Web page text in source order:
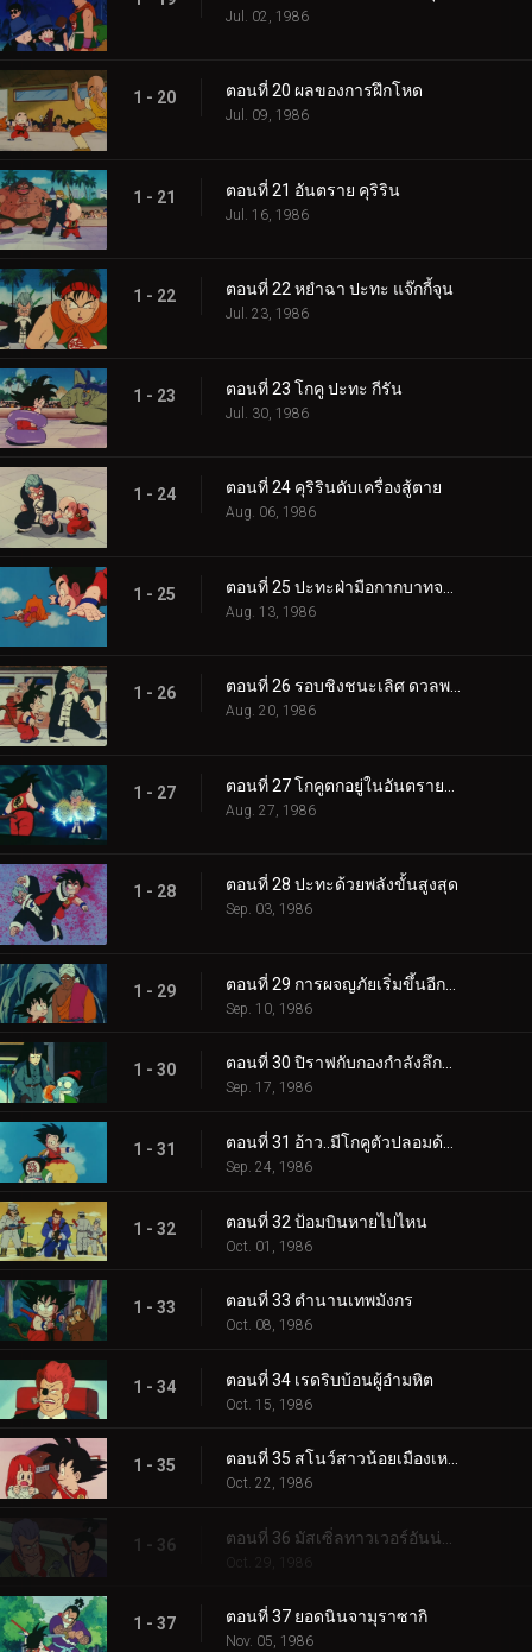
Jul. 02, 1986
1 - 20 ตอนที่ 20 ผลของการฝึกโหด
Jul. 09, 1986
1 - 21 ตอนที่ 21 อันตราย คุริริน
Jul. 16, 1986
1 - 22 ตอนที่ 22 หยำฉา ปะทะ แจ๊กกี้จุน
Jul. 23, 1986
1 - 23 ตอนที่ 23 โกคู ปะทะ กีรัน
Jul. 30, 1986
1 - 24 ตอนที่ 24 คุริรินดับเครื่องสู้ตาย
Aug. 06, 1986
1 - 25
Aug. 13, 1986
1 - 26 ตอนที่ 26 รอบชิงชนะเลิศ ดวลพลังคลื่นเต่า
Aug. 20, 1986
1 - 27
Aug. 27, 1986
1 - 28 ตอนที่ 28 ปะทะด้วยพลังขั้นสูงสุด
Sep. 03, 1986
1 - 29
Sep. 10, 1986
1 - 30 ตอนที่ 30 ปิราฟกับกองกำลังลึกลับ
Sep. 17, 1986
1 - 31
Sep. 24, 1986
1 - 32 ตอนที่ 32 ป้อมบินหายไปไหน
Oct. 01, 1986
1 - 33 ตอนที่ 33 ตำนานเทพมังกร
Oct. 08, 1986
1 - 34 ตอนที่ 34 เรดริบบ้อนผู้อำมหิต
Oct. 15, 1986
1 - 35 ตอนที่ 35 สโนว์สาวน้อยเมืองเหนือ
Oct. 22, 1986
1 - 36
Oct. 29, 1986
1 - 37 ตอนที่ 37 ยอดนินจามุราซากิ
Nov. 05, 1986